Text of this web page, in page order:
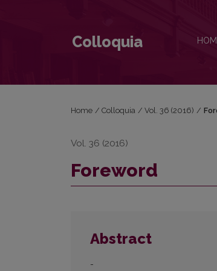
Colloquia
Home / Colloquia / Vol. 36 (2016) /
Vol. 36 (2016)
Foreword
Abstract
-